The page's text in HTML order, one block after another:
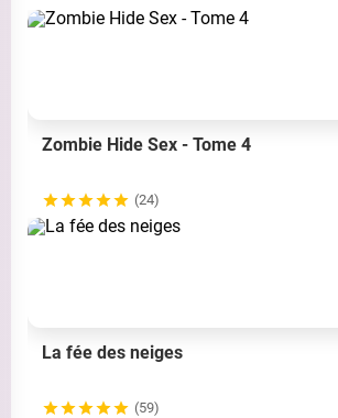
Zombie Hide Sex - Tome 4
(24)
La fée des neiges
(59)